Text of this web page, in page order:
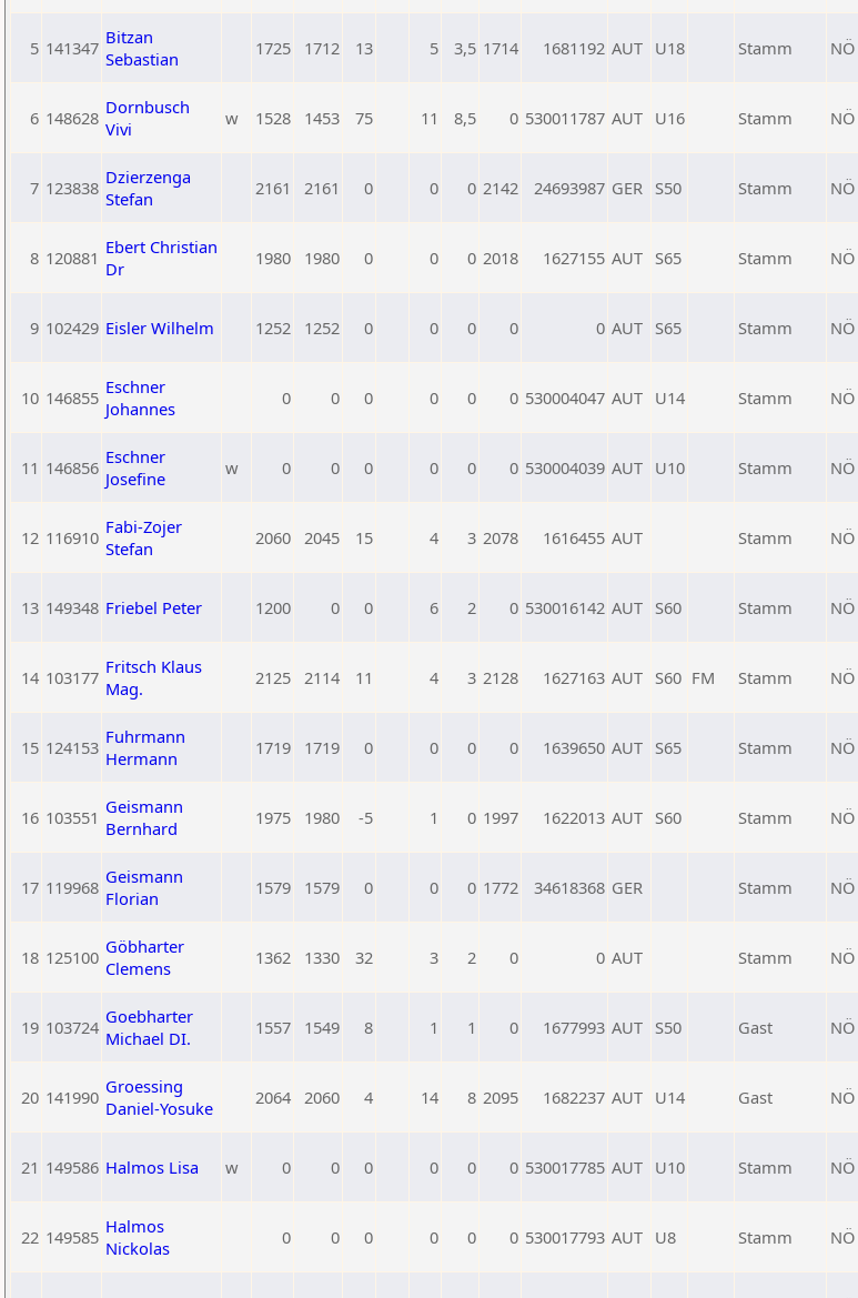
5 141347 Bitzan
Sebastian
1725 1712 13 5 3,5 1714 1681192 AUT U18 Stamm NÖ
6 148628 Dornbusch
Vivi
w 1528 1453 75 11 8,5 0 530011787 AUT U16 Stamm NÖ
7 123838 Dzierzenga
Stefan
2161 2161 0 0 0 2142 24693987 GER S50 Stamm NÖ
8 120881 Ebert Christian
Dr
1980 1980 0 0 0 2018 1627155 AUT S65 Stamm NÖ
9 102429 Eisler Wilhelm 1252 1252 0 0 0 0 0 AUT S65 Stamm NÖ
10 146855 Eschner
Johannes
0 0 0 0 0 0 530004047 AUT U14 Stamm NÖ
11 146856 Eschner
Josefine
w 0 0 0 0 0 0 530004039 AUT U10 Stamm NÖ
12 116910 Fabi-Zojer
Stefan
2060 2045 15 4 3 2078 1616455 AUT Stamm NÖ
13 149348 Friebel Peter 1200 0 0 6 2 0 530016142 AUT S60 Stamm NÖ
14 103177 Fritsch Klaus
Mag.
2125 2114 11 4 3 2128 1627163 AUT S60 FM Stamm NÖ
15 124153 Fuhrmann
Hermann
1719 1719 0 0 0 0 1639650 AUT S65 Stamm NÖ
16 103551 Geismann
Bernhard
1975 1980 -5 1 0 1997 1622013 AUT S60 Stamm NÖ
17 119968 Geismann
Florian
1579 1579 0 0 0 1772 34618368 GER Stamm NÖ
18 125100 Göbharter
Clemens
1362 1330 32 3 2 0 0 AUT Stamm NÖ
19 103724 Goebharter
Michael DI.
1557 1549 8 1 1 0 1677993 AUT S50 Gast NÖ
20 141990 Groessing
Daniel-Yosuke
2064 2060 4 14 8 2095 1682237 AUT U14 Gast NÖ
21 149586 Halmos Lisa w 0 0 0 0 0 0 530017785 AUT U10 Stamm NÖ
22 149585 Halmos
Nickolas
0 0 0 0 0 0 530017793 AUT U8 Stamm NÖ